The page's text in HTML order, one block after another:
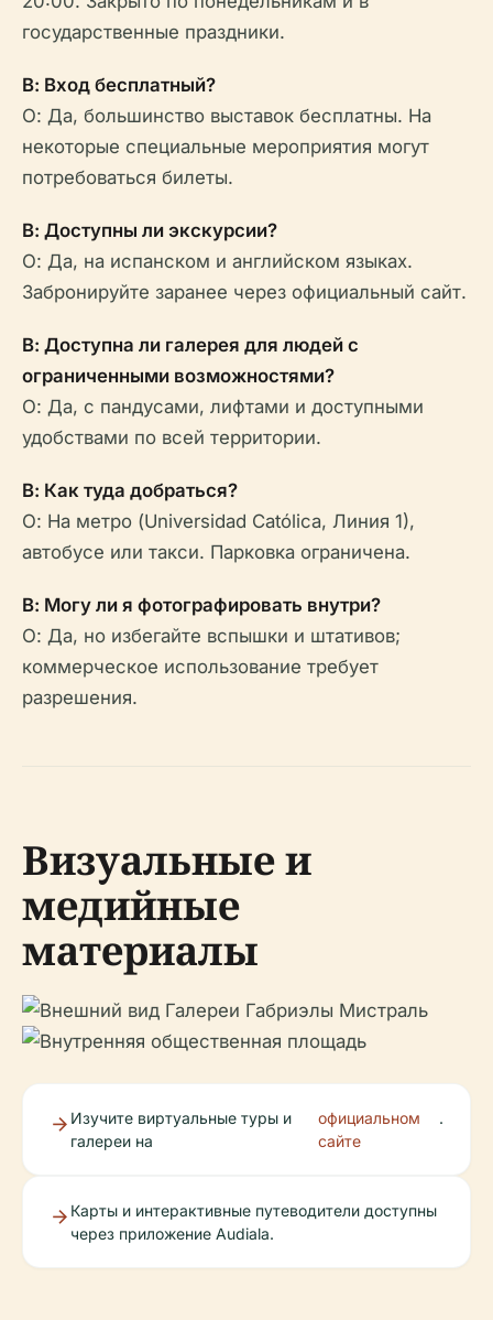
государственные праздники.
В: Вход бесплатный?
О: Да, большинство выставок бесплатны. На
некоторые специальные мероприятия могут
потребоваться билеты.
В: Доступны ли экскурсии?
О: Да, на испанском и английском языках.
Забронируйте заранее через официальный сайт.
В: Доступна ли галерея для людей с
ограниченными возможностями?
О: Да, с пандусами, лифтами и доступными
удобствами по всей территории.
В: Как туда добраться?
О: На метро (Universidad Católica, Линия 1),
автобусе или такси. Парковка ограничена.
В: Могу ли я фотографировать внутри?
О: Да, но избегайте вспышки и штативов;
коммерческое использование требует
разрешения.
Визуальные и
медийные
материалы
Изучите виртуальные туры и
галереи на
официальном
сайте
.
Карты и интерактивные путеводители доступны
через приложение Audiala.